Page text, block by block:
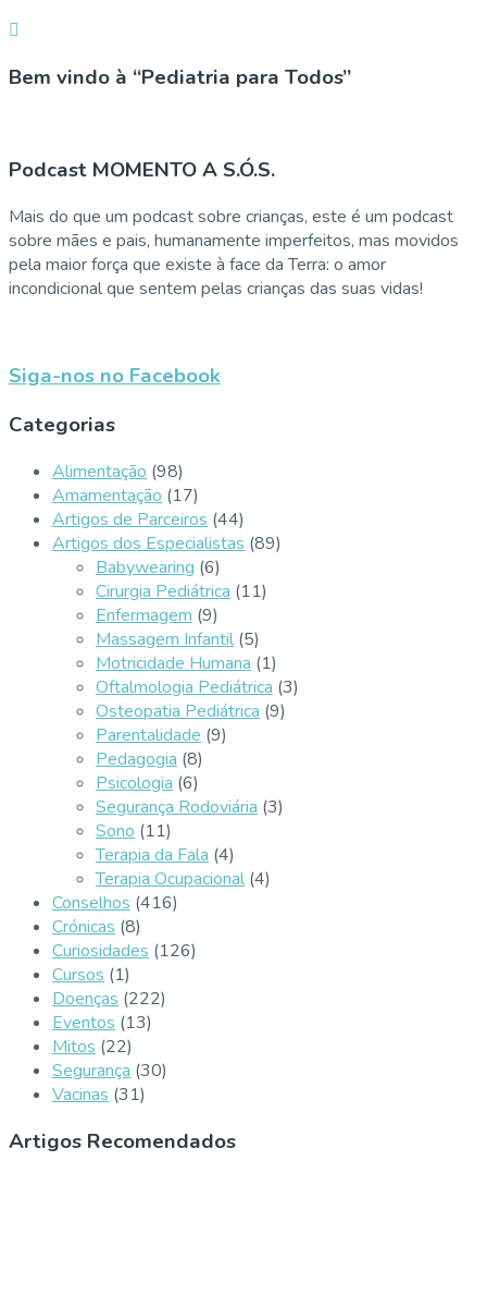
Bem vindo à “Pediatria para Todos”
Podcast MOMENTO A S.Ó.S.
Mais do que um podcast sobre crianças, este é um podcast
sobre mães e pais, humanamente imperfeitos, mas movidos
pela maior força que existe à face da Terra: o amor
incondicional que sentem pelas crianças das suas vidas!
Siga-nos no Facebook
Categorias
Alimentação (98)
Amamentação (17)
Artigos de Parceiros (44)
Artigos dos Especialistas (89)
Babywearing (6)
Cirurgia Pediátrica (11)
Enfermagem (9)
Massagem Infantil (5)
Motricidade Humana (1)
Oftalmologia Pediátrica (3)
Osteopatia Pediátrica (9)
Parentalidade (9)
Pedagogia (8)
Psicologia (6)
Segurança Rodoviária (3)
Sono (11)
Terapia da Fala (4)
Terapia Ocupacional (4)
Conselhos (416)
Crónicas (8)
Curiosidades (126)
Cursos (1)
Doenças (222)
Eventos (13)
Mitos (22)
Segurança (30)
Vacinas (31)
Artigos Recomendados